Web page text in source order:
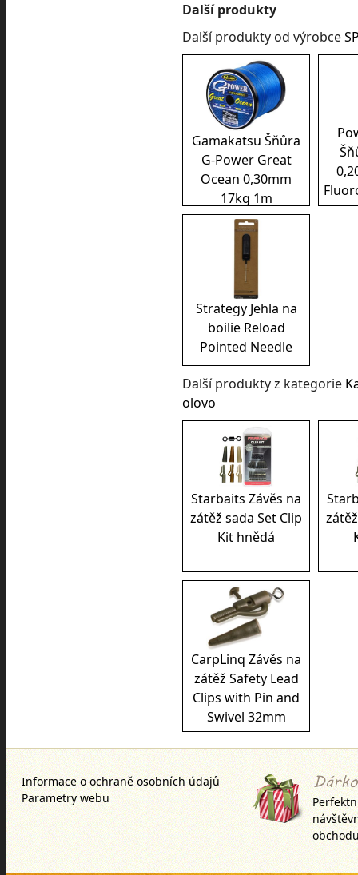
Další produkty
Další produkty od výrobce
Gamakatsu Šňůra
G-Power Great
Ocean 0,30mm
17kg 1m
Strategy Jehla na
boilie Reload
Pointed Needle
Další produkty z kategorie
olovo
Starbaits Závěs na
zátěž sada Set Clip
Kit hnědá
CarpLinq Závěs na
zátěž Safety Lead
Clips with Pin and
Swivel 32mm
Informace o ochraně osobních údajů
Parametry webu